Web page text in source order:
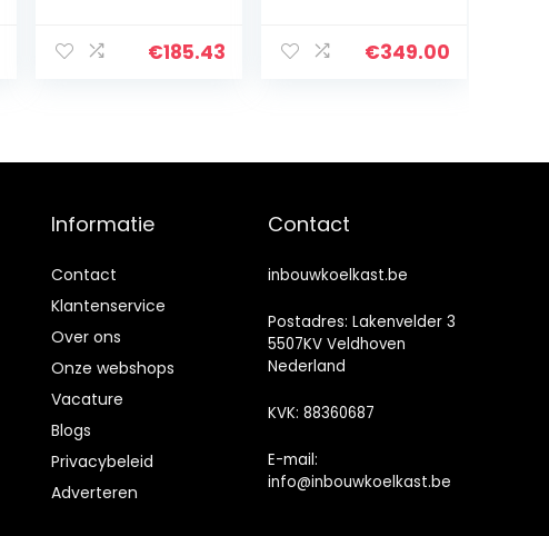
klasse, kleine
wit
€185.43
V, ACDC
vrachtwagen,
zwart
€349.00
Informatie
Contact
Klantenservice
Over ons
Onze webshops
Vacature
Blogs
Privacybeleid
Adverteren
Contact
inbouwkoelkast.be
Postadres: Lakenvelder 3
5507KV Veldhoven
Nederland
KVK: 88360687
E-mail:
info@inbouwkoelkast.be